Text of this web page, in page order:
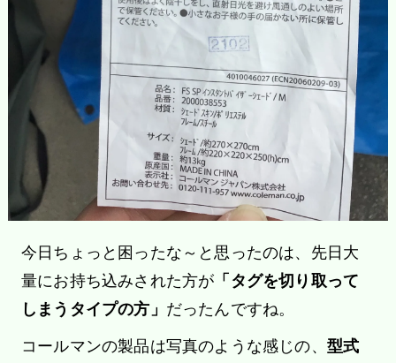
今日ちょっと困ったな～と思ったのは、先日大
量にお持ち込みされた方が 「タグを切り取って
しまうタイプの方」 だったんですね。
コールマンの製品は写真のような感じの、 型式